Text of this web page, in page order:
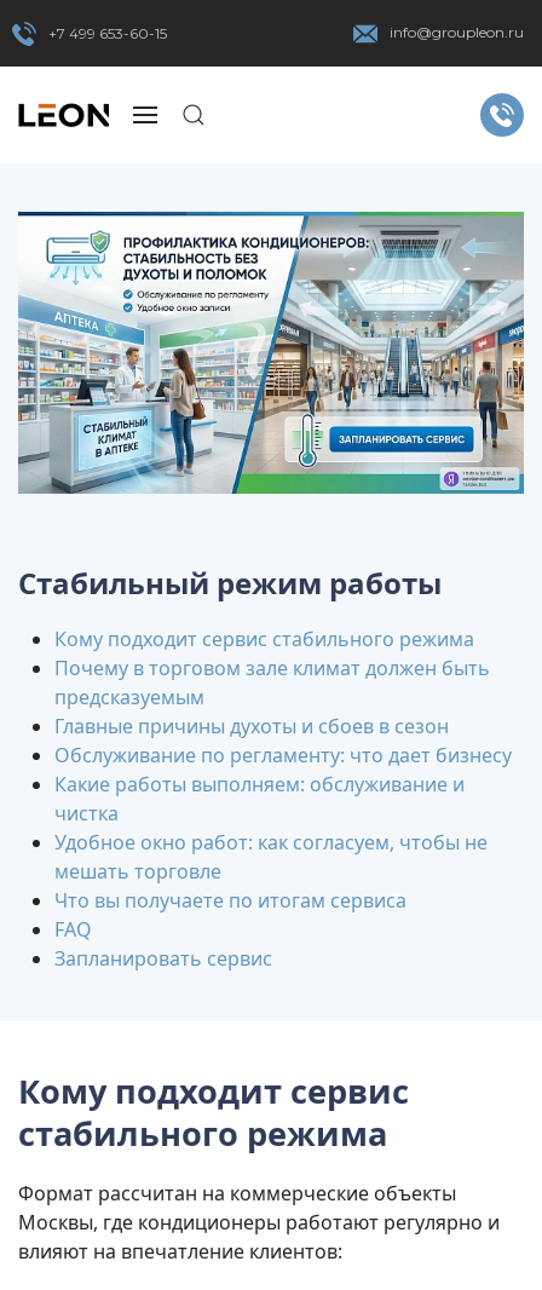
+7 499 653-60-15 info@groupleon.ru
Стабильный режим работы
Кому подходит сервис стабильного режима
Почему в торговом зале климат должен быть
предсказуемым
Главные причины духоты и сбоев в сезон
Обслуживание по регламенту: что дает бизнесу
Какие работы выполняем: обслуживание и
чистка
Удобное окно работ: как согласуем, чтобы не
мешать торговле
Что вы получаете по итогам сервиса
FAQ
Запланировать сервис
Кому подходит сервис
стабильного режима
Формат рассчитан на коммерческие объекты
Москвы, где кондиционеры работают регулярно и
влияют на впечатление клиентов: